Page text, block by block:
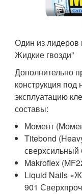
Один из лидеров
Жидкие гвозди”
Дополнительно
конструкция
эксплуатацию
составы:
Момент
Titebond
сверхсильный
Makroflex
Liquid Nails
901